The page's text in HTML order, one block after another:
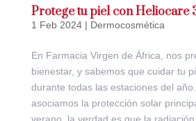
Protege tu piel con Heliocare
1 Feb 2024| Dermocosmética
En Farmacia Virgen de África, nos
bienestar, y sabemos que cuidar tu
durante todas las estaciones del
asociamos la protección solar